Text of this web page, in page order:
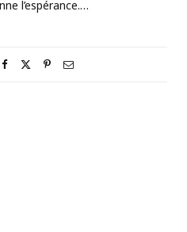
l’espérance.…